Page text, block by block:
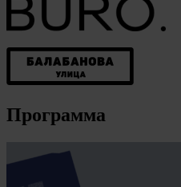
Программа